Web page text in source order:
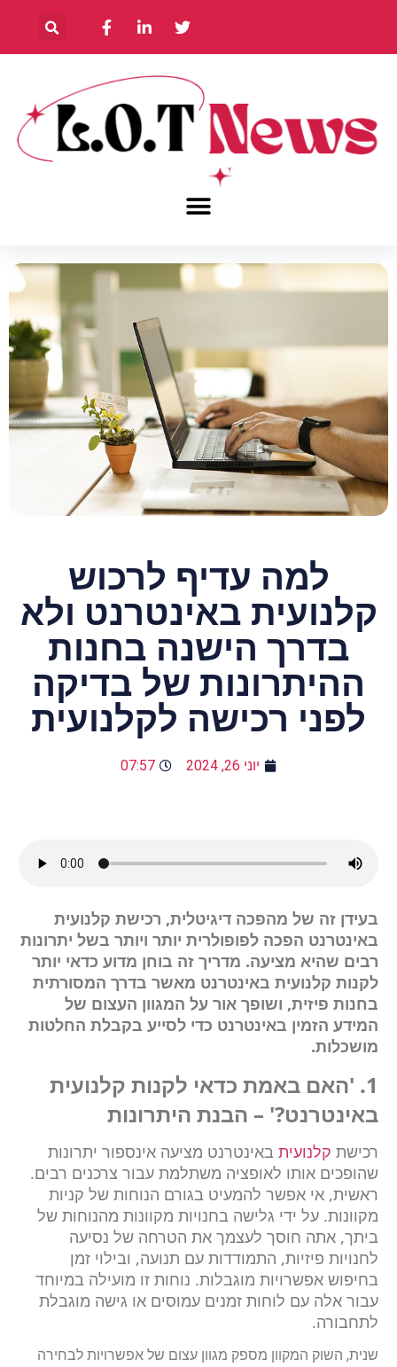
למה עדיף לרכוש
קלנועית באינטרנט ולא
בדרך הישנה בחנות
ההיתרונות של בדיקה
לפני רכישה לקלנועית
יוני 26, 2024 07:57
בעידן זה של מהפכה דיגיטלית, רכישת קלנועית
באינטרנט הפכה לפופולרית יותר ויותר בשל יתרונות
רבים שהיא מציעה. מדריך זה בוחן מדוע כדאי יותר
לקנות קלנועית באינטרנט מאשר בדרך המסורתית
בחנות פיזית, ושופך אור על המגוון העצום של
המידע הזמין באינטרנט כדי לסייע בקבלת החלטות
מושכלות.
1. 'האם באמת כדאי לקנות קלנועית
באינטרנט?' – הבנת היתרונות
רכישת קלנועית באינטרנט מציעה אינספור יתרונות
שהופכים אותו לאופציה משתלמת עבור צרכנים רבים.
ראשית, אי אפשר להמעיט בגורם הנוחות של קניות
מקוונות. על ידי גלישה בחנויות מקוונות מהנוחות של
ביתך, אתה חוסך לעצמך את הטרחה של נסיעה
לחנויות פיזיות, התמודדות עם תנועה, ובילוי זמן
בחיפוש אפשרויות מוגבלות. נוחות זו מועילה במיוחד
עבור אלה עם לוחות זמנים עמוסים או גישה מוגבלת
לתחבורה.
שנית, השוק המקוון מספק מגוון עצום של אפשרויות לבחירה